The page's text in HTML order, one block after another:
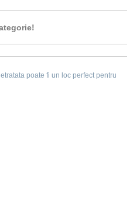
poate fi un loc perfect pentru